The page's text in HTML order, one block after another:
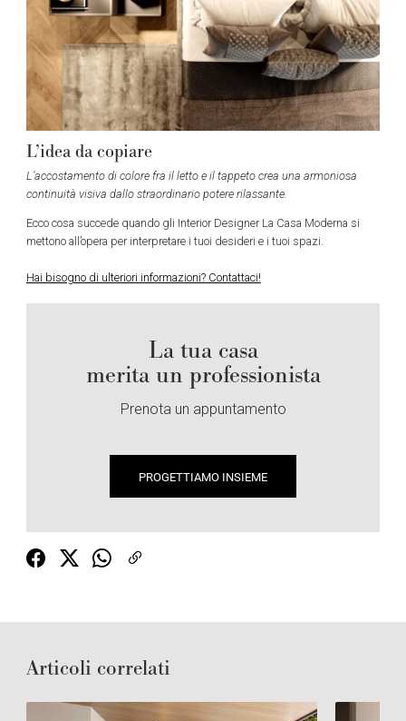
L’idea da copiare
L’accostamento di colore fra il letto e il tappeto crea una armoniosa
continuità visiva dallo straordinario potere rilassante.
Ecco cosa succede quando gli Interior Designer La Casa Moderna si
mettono all’opera per interpretare i tuoi desideri e i tuoi spazi.
Hai bisogno di ulteriori informazioni? Contattaci!
La tua casa
merita un professionista
Prenota un appuntamento
PROGETTIAMO INSIEME
Articoli correlati